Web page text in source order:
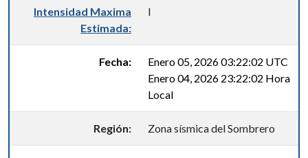
Intensidad Maxima
Estimada:
I
Fecha:
Enero 05, 2026 03:22:02 UTC
Enero 04, 2026 23:22:02 Hora
Local
Región: Zona sísmica del Sombrero